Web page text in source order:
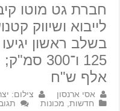
חברת גט מוטו
לייבוא ושיווק
בשלב ראשון
אלף ש"ח
אסי ארנסון צילום:
חדשות מכונות